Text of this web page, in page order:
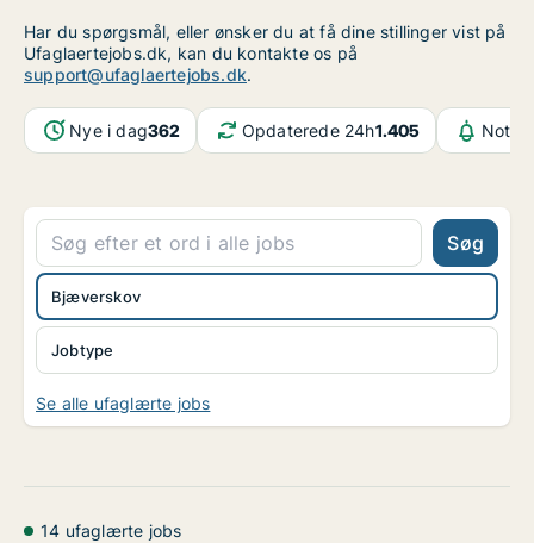
Har du spørgsmål, eller ønsker du at få dine stillinger vist på
Ufaglaertejobs.dk, kan du kontakte os på
support@ufaglaertejobs.dk.
Nye i dag362 Opdaterede 24h1.405
Søg
Jobtype
Bjæverskov
Se alle ufaglærte jobs
14 ufaglærte jobs